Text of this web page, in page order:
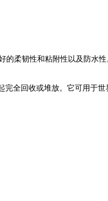
的柔韧性和粘附性以及防水
全回收或堆放。它可用于世